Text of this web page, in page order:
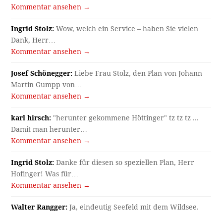
Kommentar ansehen →
Ingrid Stolz: Wow, welch ein Service – haben Sie vielen
Dank, Herr…
Kommentar ansehen →
Josef Schönegger: Liebe Frau Stolz, den Plan von Johann
Martin Gumpp von…
Kommentar ansehen →
karl hirsch: "herunter gekommene Höttinger" tz tz tz ...
Damit man herunter…
Kommentar ansehen →
Ingrid Stolz: Danke für diesen so speziellen Plan, Herr
Hofinger! Was für…
Kommentar ansehen →
Walter Rangger: Ja, eindeutig Seefeld mit dem Wildsee.